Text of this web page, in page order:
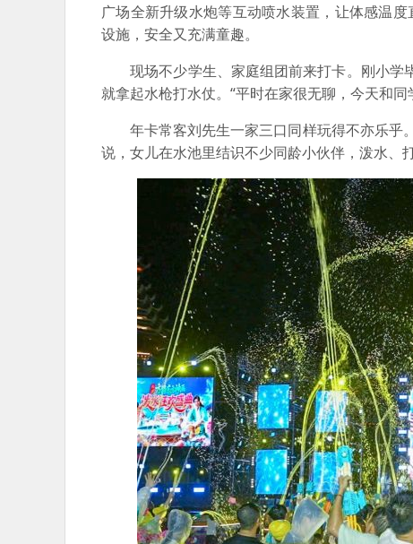
广场全新升级水炮等互动喷水装置，让体感温
设施，安全又充满童趣。
现场不少学生、家庭组团前来打卡。刚小学
就拿起水枪打水仗。“平时在家很无聊，今天和
年卡常客刘先生一家三口同样玩得不亦乐乎
说，女儿在水池里结识不少同龄小伙伴，泼水、